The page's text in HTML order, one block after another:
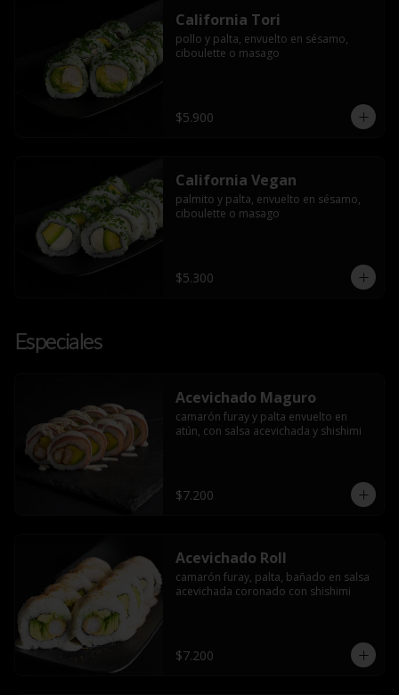
California Tori
pollo y palta, envuelto en sésamo,
ciboulette o masago
$5.900
California Vegan
palmito y palta, envuelto en sésamo,
ciboulette o masago
$5.300
Especiales
Acevichado Maguro
camarón furay y palta envuelto en
atún, con salsa acevichada y shishimi
$7.200
Acevichado Roll
camarón furay, palta, bañado en salsa
acevichada coronado con shishimi
$7.200